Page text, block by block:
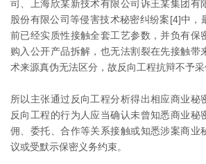
司、上海欣某新技术有限公司诉王某集团有
股份有限公司等侵害技术秘密纠纷案[4]中，
前已经实质性接触全套工艺参数，并负有保
购入公开产品拆解，也无法割裂在先接触带
术来源真伪无法区分，故反向工程抗辩不予采
所以主张通过反向工程分析得出相应商业秘
反向工程的行为人应当确认未曾知悉商业秘
佣、委托、合作等关系接触或知悉涉案商业
议或受默示保密义务约束。